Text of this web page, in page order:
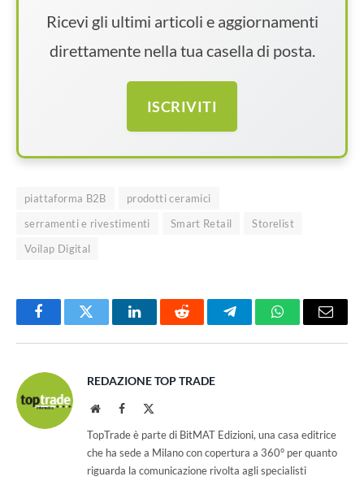
Ricevi gli ultimi articoli e aggiornamenti
direttamente nella tua casella di posta.
ISCRIVITI
piattaforma B2B
prodotti ceramici
serramenti e rivestimenti
Smart Retail
Storelist
Voilap Digital
FacebookTwitter LinkedInReddit TelegramWhatsAppEmail
REDAZIONE TOP TRADE
WebsiteFacebook
TopTrade è parte di BitMAT Edizioni, una casa editrice
che ha sede a Milano con copertura a 360° per quanto
riguarda la comunicazione rivolta agli specialisti